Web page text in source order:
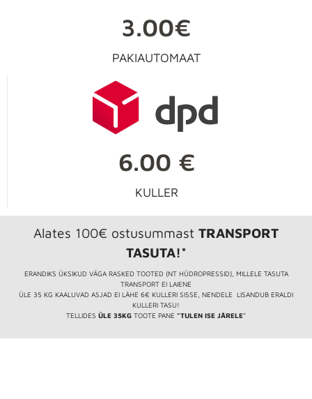
3.00€
PAKIAUTOMAAT
6.00 €
KULLER
Alates 100€ ostusummast TRANSPORT
TASUTA!*
ERANDIKS ÜKSIKUD VÄGA RASKED TOOTED (NT HÜDROPRESSID), MILLELE TASUTA
TRANSPORT EI LAIENE
ÜLE 35 KG KAALUVAD ASJAD EI LÄHE 6€ KULLERI SISSE, NENDELE LISANDUB ERALDI
KULLERI TASU!
TELLIDES ÜLE 35KG TOOTE PANE ”TULEN ISE JÄRELE”